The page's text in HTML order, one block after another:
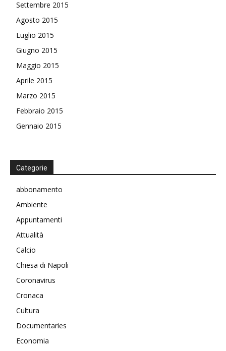
Settembre 2015
Agosto 2015
Luglio 2015
Giugno 2015
Maggio 2015
Aprile 2015
Marzo 2015
Febbraio 2015
Gennaio 2015
Categorie
abbonamento
Ambiente
Appuntamenti
Attualità
Calcio
Chiesa di Napoli
Coronavirus
Cronaca
Cultura
Documentaries
Economia